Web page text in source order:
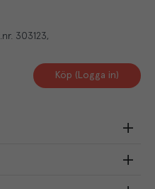
303123
Köp (Logga in)